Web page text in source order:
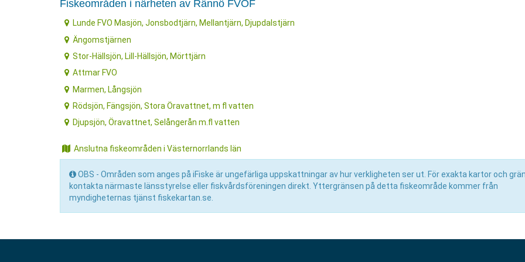
Fiskeområden i närheten av Rännö FVOF
Lunde FVO Masjön, Jonsbodtjärn, Mellantjärn, Djupdalstjärn
Ängomstjärnen
Stor-Hällsjön, Lill-Hällsjön, Mörttjärn
Attmar FVO
Marmen, Långsjön
Rödsjön, Fängsjön, Stora Öravattnet, m fl vatten
Djupsjön, Öravattnet, Selångerån m.fl vatten
Anslutna fiskeområden i Västernorrlands län
OBS - Områden som anges på iFiske är ungefärliga uppskattningar av hur verkligheten ser ut. För exakta kartor och
kontakta närmaste länsstyrelse eller fiskvårdsföreningen direkt. Yttergränsen på detta fiskeområde kommer från
myndigheternas tjänst fiskekartan.se.